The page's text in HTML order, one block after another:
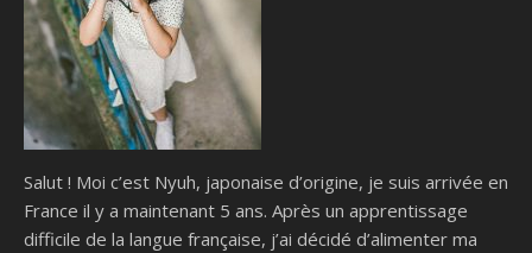
Salut ! Moi c’est Nyuh, japonaise d’origine, je suis arrivée en
France il y a maintenant 5 ans. Après un apprentissage
difficile de la langue française, j’ai décidé d’alimenter ma